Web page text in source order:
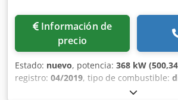
Información de
precio
Estado: nuevo, potencia: 368 kW
registro: 04/2019, tipo de combustible:
, configuración de